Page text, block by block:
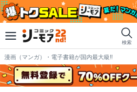
検索
漫画（マンガ）・電子書籍が国内最大級!!